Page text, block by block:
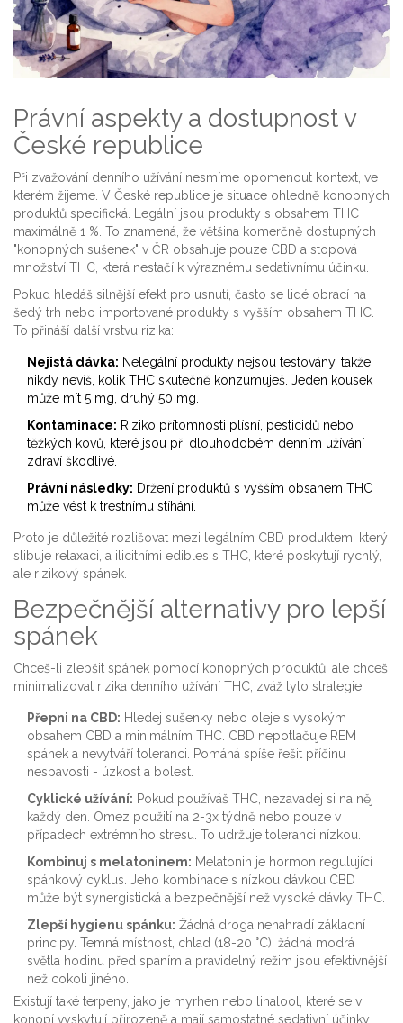
Právní aspekty a dostupnost v
České republice
Při zvažování denního užívání nesmíme opomenout kontext, ve
kterém žijeme. V České republice je situace ohledně konopných
produktů specifická. Legální jsou produkty s obsahem THC
maximálně 1 %. To znamená, že většina komerčně dostupných
"konopných sušenek" v ČR obsahuje pouze CBD a stopová
množství THC, která nestačí k výraznému sedativnímu účinku.
Pokud hledáš silnější efekt pro usnutí, často se lidé obrací na
šedý trh nebo importované produkty s vyšším obsahem THC.
To přináší další vrstvu rizika:
Nejistá dávka: Nelegální produkty nejsou testovány, takže
nikdy nevíš, kolik THC skutečně konzumuješ. Jeden kousek
může mít 5 mg, druhý 50 mg.
Kontaminace: Riziko přítomnosti plísní, pesticidů nebo
těžkých kovů, které jsou při dlouhodobém denním užívání
zdraví škodlivé.
Právní následky: Držení produktů s vyšším obsahem THC
může vést k trestnímu stíhání.
Proto je důležité rozlišovat mezi legálním CBD produktem, který
slibuje relaxaci, a ilicitními edibles s THC, které poskytují rychlý,
ale rizikový spánek.
Bezpečnější alternativy pro lepší
spánek
Chceš-li zlepšit spánek pomocí konopných produktů, ale chceš
minimalizovat rizika denního užívání THC, zváž tyto strategie:
Přepni na CBD: Hledej sušenky nebo oleje s vysokým
obsahem CBD a minimálním THC. CBD nepotlačuje REM
spánek a nevytváří toleranci. Pomáhá spíše řešit příčinu
nespavosti - úzkost a bolest.
Cyklické užívání: Pokud používáš THC, nezavadej si na něj
každý den. Omez použití na 2-3x týdně nebo pouze v
případech extrémního stresu. To udržuje toleranci nízkou.
Kombinuj s melatoninem: Melatonin je hormon regulující
spánkový cyklus. Jeho kombinace s nízkou dávkou CBD
může být synergistická a bezpečnější než vysoké dávky THC.
Zlepší hygienu spánku: Žádná droga nenahradí základní
principy. Temná místnost, chlad (18-20 °C), žádná modrá
světla hodinu před spaním a pravidelný režim jsou efektivnější
než cokoli jiného.
Existují také terpeny, jako je myrhen nebo linalool, které se v
konopí vyskytují přirozeně a mají samostatné sedativní účinky.